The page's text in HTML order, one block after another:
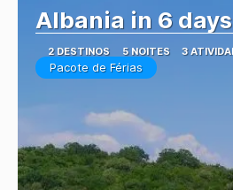
Albania in 6 days
2 DESTINOS 5 NOITES 3
Pacote de Férias